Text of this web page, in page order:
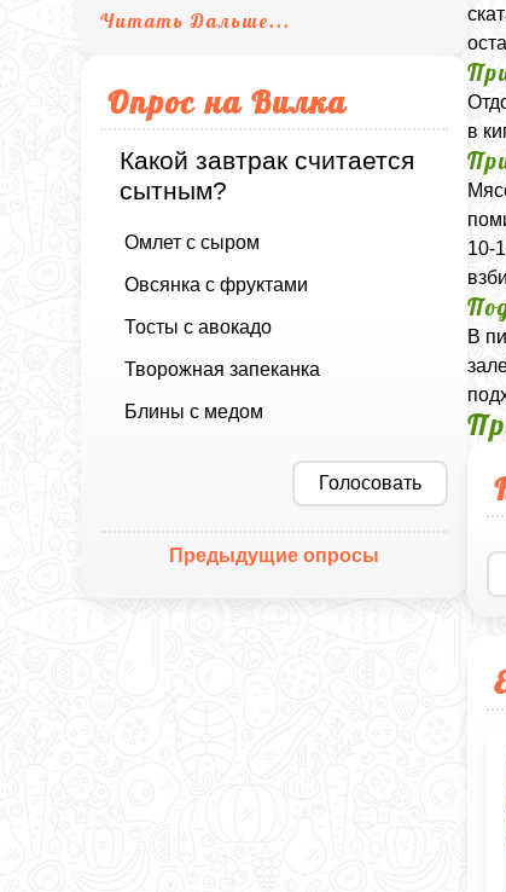
Читать Дальше...
Опрос на Вилка
Какой завтрак считается
сытным?
Омлет с сыром
Овсянка с фруктами
Тосты с авокадо
Творожная запеканка
Блины с медом
Голосовать
Предыдущие опросы
в
10-
В